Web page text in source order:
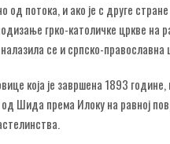
потока, и ако је с друге
грко-католичке цркве на
се и српско-православна
која је завршена 1893
Шида према Илоку на равној